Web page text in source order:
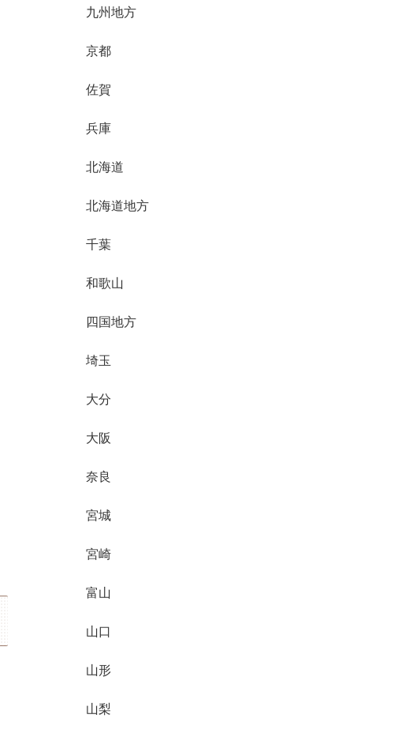
九州地方
京都
佐賀
兵庫
北海道
北海道地方
千葉
和歌山
四国地方
埼玉
大分
大阪
奈良
宮城
宮崎
富山
山口
山形
山梨